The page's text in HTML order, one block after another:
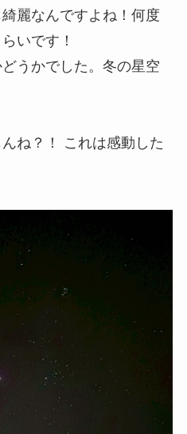
麗なんですよね！何度
いです！
うかでした。冬の星空
ね？！ これは感動した